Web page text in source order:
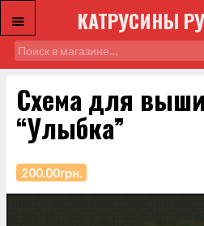
КАТРУСИНЫ
Схема для
“Улыбка”
200.00грн.